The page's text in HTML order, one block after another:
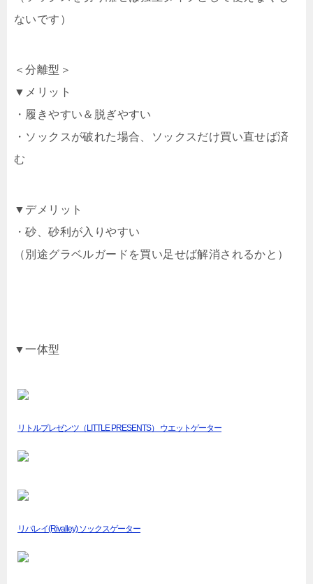
ないです）
＜分離型＞
▼メリット
・履きやすい＆脱ぎやすい
・ソックスが破れた場合、ソックスだけ買い直せば済
む
▼デメリット
・砂、砂利が入りやすい
（別途グラベルガードを買い足せば解消されるかと）
▼一体型
リトルプレゼンツ（LITTLE PRESENTS） ウエットゲーター
リバレイ(Rivalley) ソックスゲーター